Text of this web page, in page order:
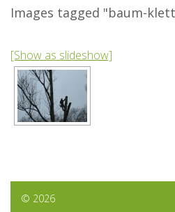
Images tagged "baum-
[Show as slideshow]
© 2026